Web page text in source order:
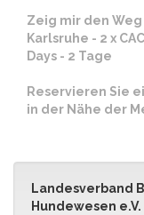
Zeig mir den Weg
Karlsruhe - 2 x
Days - 2 Tage
Reservieren Sie
in der Nähe der
Landesverband
Hundewesen e.V.